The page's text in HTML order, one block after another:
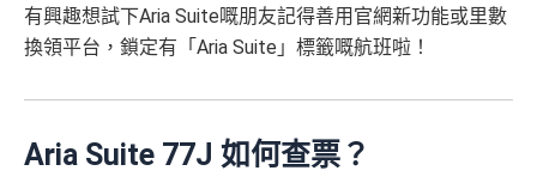
有興趣想試下Aria Suite嘅朋友記得善用官網新功能或里數
換領平台，鎖定有「Aria Suite」標籤嘅航班啦！
Aria Suite 77J 如何查票？